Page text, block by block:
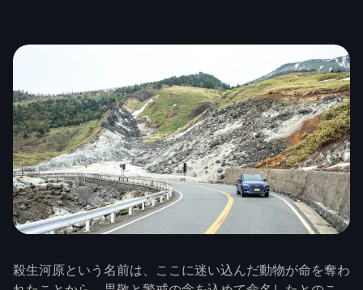
殺生河原という名前は、ここに迷い込んだ動物が命を奪わ